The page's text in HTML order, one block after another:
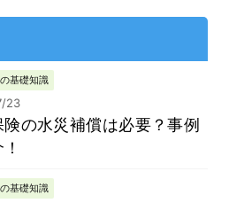
基礎知識
23
険の水災補償は必要？事例
基礎知識